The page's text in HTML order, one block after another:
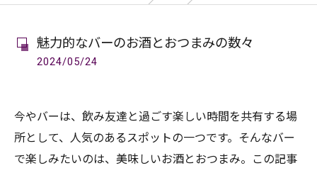
魅力的なバーのお酒とおつまみの数々
2024/05/24
今やバーは、飲み友達と過ごす楽しい時間を共有する場
所として、人気のあるスポットの一つです。そんなバー
で楽しみたいのは、美味しいお酒とおつまみ。この記事